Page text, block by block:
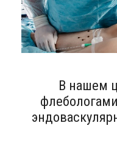
В нашем